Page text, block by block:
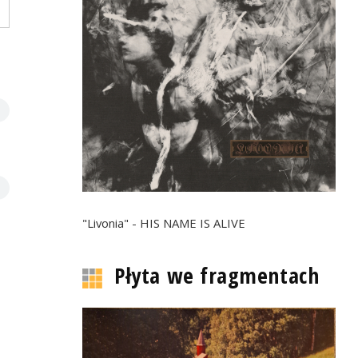
"Livonia" - HIS NAME IS ALIVE
Płyta we fragmentach